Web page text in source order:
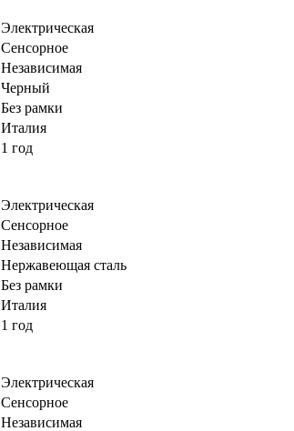
Электрическая
Сенсорное
Независимая
Черный
Без рамки
Италия
1 год
Электрическая
Сенсорное
Независимая
Нержавеющая сталь
Без рамки
Италия
1 год
Электрическая
Сенсорное
Независимая